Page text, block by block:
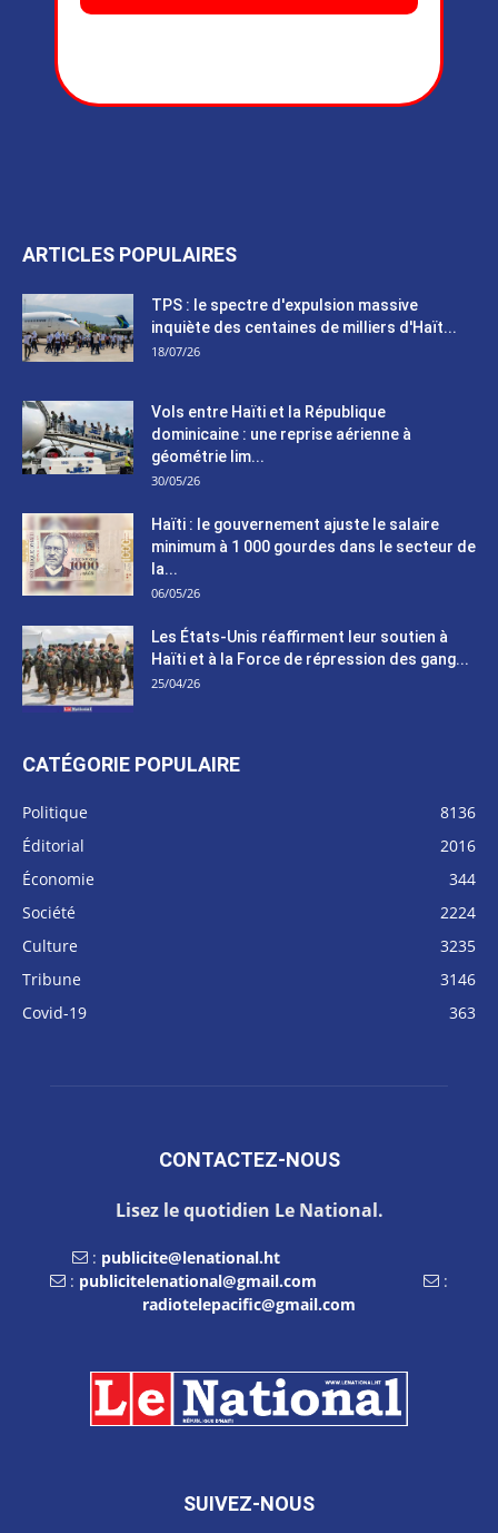
ARTICLES POPULAIRES
TPS : le spectre d'expulsion massive
inquiète des centaines de milliers d'Haït...
18/07/26
Vols entre Haïti et la République
dominicaine : une reprise aérienne à
géométrie lim...
30/05/26
Haïti : le gouvernement ajuste le salaire
minimum à 1 000 gourdes dans le secteur de
la...
06/05/26
Les États-Unis réaffirment leur soutien à
Haïti et à la Force de répression des gang...
25/04/26
CATÉGORIE POPULAIRE
Politique
8136
Éditorial
2016
Économie
344
Société
2224
Culture
3235
Tribune
3146
Covid-19
363
CONTACTEZ-NOUS
Lisez le quotidien Le National.
: publicite@lenational.ht
: publicitelenational@gmail.com
:
radiotelepacific@gmail.com
SUIVEZ-NOUS